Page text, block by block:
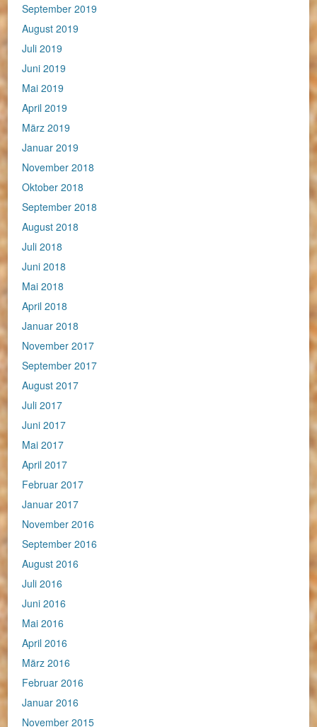
September 2019
August 2019
Juli 2019
Juni 2019
Mai 2019
April 2019
März 2019
Januar 2019
November 2018
Oktober 2018
September 2018
August 2018
Juli 2018
Juni 2018
Mai 2018
April 2018
Januar 2018
November 2017
September 2017
August 2017
Juli 2017
Juni 2017
Mai 2017
April 2017
Februar 2017
Januar 2017
November 2016
September 2016
August 2016
Juli 2016
Juni 2016
Mai 2016
April 2016
März 2016
Februar 2016
Januar 2016
November 2015